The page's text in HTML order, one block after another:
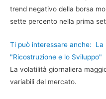
trend negativo della borsa
sette percento nella prima
Ti può interessare anche:
La
"Ricostruzione e lo Sviluppo"
La volatilità giornaliera
variabili del mercato.